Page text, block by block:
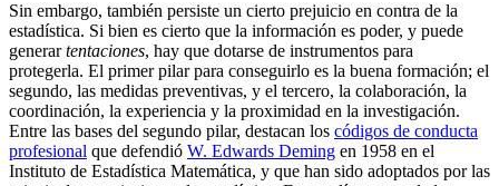
Sin embargo, también persiste un cierto prejuicio en contra de la
estadística. Si bien es cierto que la información es poder, y puede
generartentaciones, hay que dotarse de instrumentos para
protegerla. El primer pilar para conseguirlo es la buena formación; el
segundo, las medidas preventivas, y el tercero, la colaboración, la
coordinación, la experiencia y la proximidad en la investigación.
Entre las bases del segundo pilar, destacan los códigos de conducta
profesional que defendió W. Edwards Deming en 1958 en el
Instituto de Estadística Matemática, y que han sido adoptados por las